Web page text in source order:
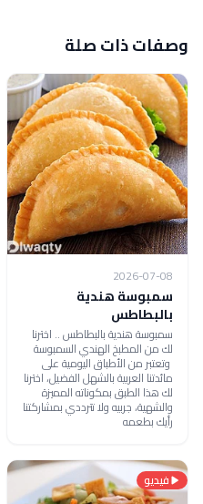
وصفات ذات صلة
2026-07-08
سمبوسة هندية
بالبطاطس
سمبوسة هندية بالبطاطس .. اخترنا
لك من المطبخ الهندي السمبوسة
وتعتبر من الأطباق اليومية على
مائدتنا العربية بالشهل الفضيل، اخترنا
لك هذا الطبق بمكوناته المميزة
والشهية، جربيه ولا تترددي بمشاركتنا
رأيك بطعمه
فيديو